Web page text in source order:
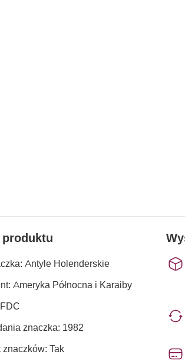
produktu
Antyle Holenderskie
Ameryka Północna i Karaiby
znaczka: 1982
znaczków: Tak